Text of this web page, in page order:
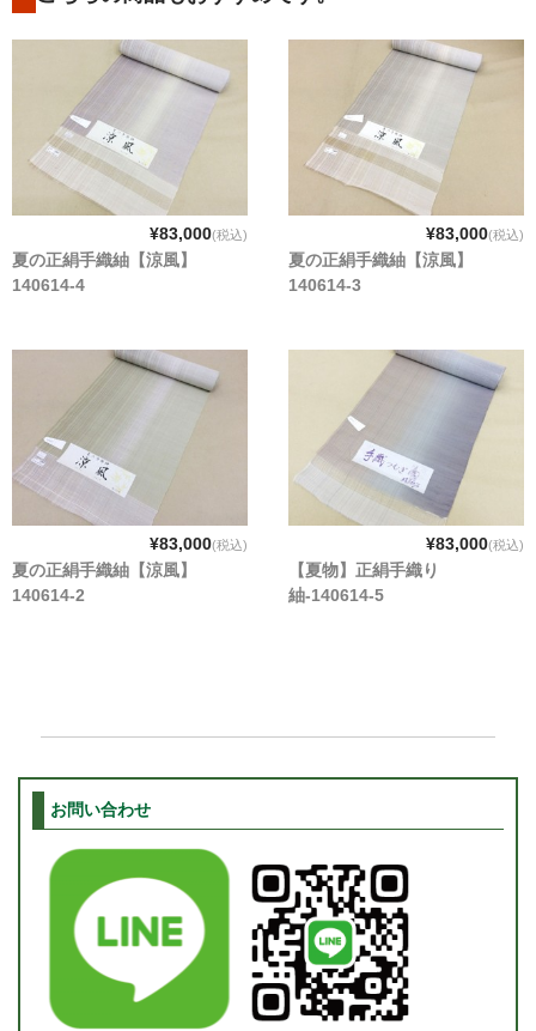
¥83,000(税込)
夏の正絹手織紬【涼風】
140614-4
¥83,000(税込)
夏の正絹手織紬【涼風】
140614-3
¥83,000(税込)
夏の正絹手織紬【涼風】
140614-2
¥83,000(税込)
【夏物】正絹手織り
紬-140614-5
お問い合わせ